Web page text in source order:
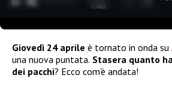
1:40
Giovedì 24 aprile è tornato in onda su
una nuova puntata. Stasera quanto
dei pacchi? Ecco com’è andata!